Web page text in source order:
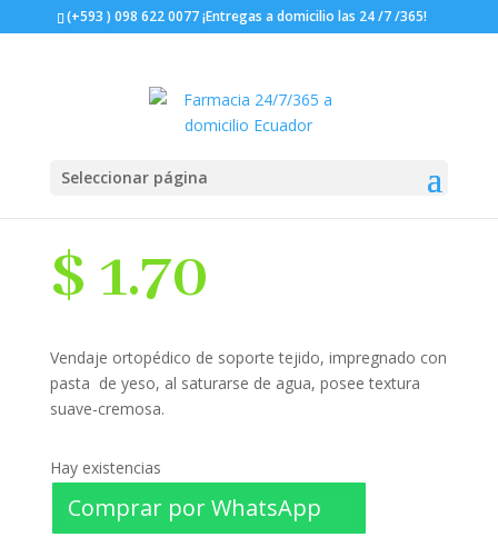
(+593 ) 098 622 0077 ¡Entregas a domicilio las 24 /7 /365!
Seleccionar página
Venda Yeso 3×3 Herenco
$ 1.70
Vendaje ortopédico de soporte tejido, impregnado con
pasta de yeso, al saturarse de agua, posee textura
suave-cremosa.
Hay existencias
Comprar por WhatsApp